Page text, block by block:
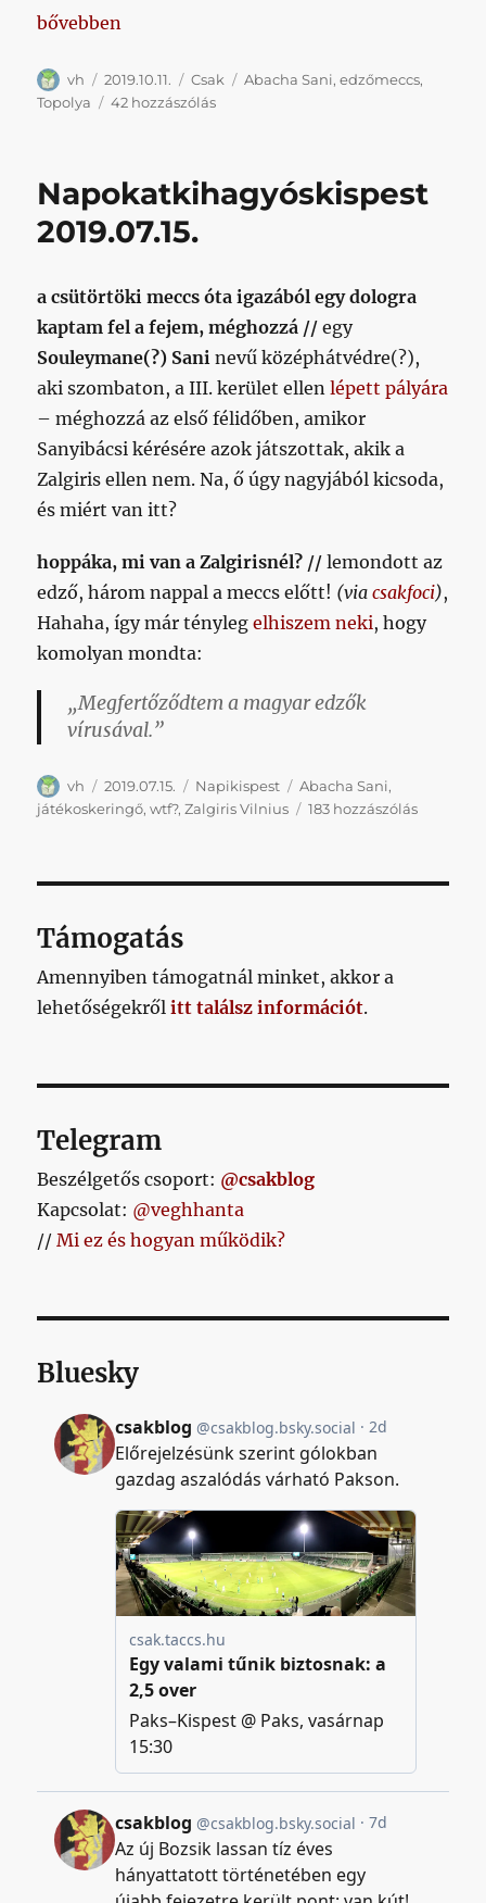
„Mindeközben Budapesten”
bővebben
Szerző
vh Közzétéve
2019.10.11. Kategória
Csak Címke
Abacha Sani,edzőmeccs,
Topolya
42 hozzászólásMindeközben
Napokatkihagyóskispest
2019.07.15.
a csütörtöki meccs óta igazából egy dologra
kaptam fel a fejem, méghozzá // egy
Souleymane(?) Sani nevű középhátvédre(?),
aki szombaton, a III. kerület ellenlépett pályára
– méghozzá az első félidőben, amikor
Sanyibácsi kérésére azok játszottak, akik a
Zalgiris ellen nem. Na, ő úgy nagyjából kicsoda,
és miért van itt?
hoppáka, mi van a Zalgirisnél? //lemondott az
edző, három nappal a meccs előtt! (viacsakfoci),
Hahaha, így már ténylegelhiszem neki, hogy
komolyan mondta:
„Megfertőződtem a magyar edzők
vírusával.”
Szerző
vh Közzétéve
2019.07.15. Kategória
Napikispest Címke
Abacha Sani,
játékoskeringő,wtf?,Zalgiris Vilnius 183 hozzászólás
Támogatás
Amennyiben támogatnál minket, akkor a
lehetőségekrőlitt találsz információt.
Telegram
Beszélgetős csoport: @csakblog
Kapcsolat: @veghhanta
//Mi ez és hogyan működik?
Bluesky